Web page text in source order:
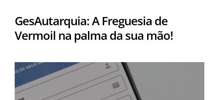
GesAutarquia: A Freguesia de
Vermoil na palma da sua mão!